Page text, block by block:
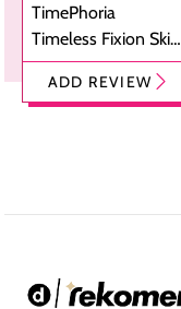
TimePhoria
Timeless Fixion Skin
Tint Stick,
Foundation dan
ADD REVIEW